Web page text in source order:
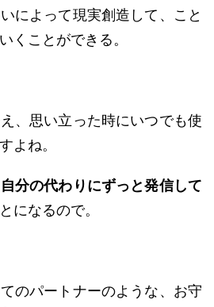
によって現実創造して、こと
くことができる。
、思い立った時にいつでも使
よね。
分の代わりにずっと発信して
になるので。
のパートナーのような、お守